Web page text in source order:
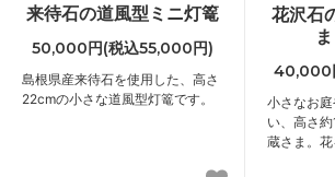
来待石の道風型ミニ灯篭
50,000円(税込55,000円)
島根県産来待石を使用した、高さ
22cmの小さな道風型灯篭です。
花沢石
40,000
小さなお
い、高さ
蔵さま。花